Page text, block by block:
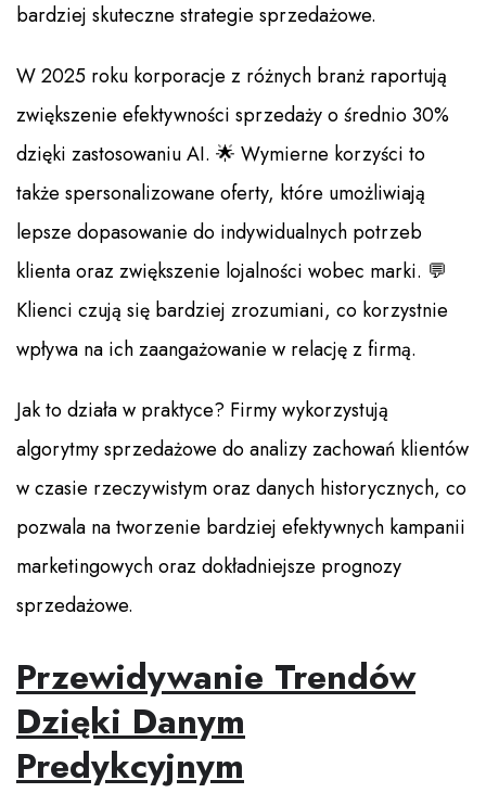
bardziej skuteczne strategie sprzedażowe.
W 2025 roku korporacje z różnych branż raportują
zwiększenie efektywności sprzedaży o średnio 30%
dzięki zastosowaniu AI. 🌟 Wymierne korzyści to
także spersonalizowane oferty, które umożliwiają
lepsze dopasowanie do indywidualnych potrzeb
klienta oraz zwiększenie lojalności wobec marki. 💬
Klienci czują się bardziej zrozumiani, co korzystnie
wpływa na ich zaangażowanie w relację z firmą.
Jak to działa w praktyce? Firmy wykorzystują
algorytmy sprzedażowe do analizy zachowań klientów
w czasie rzeczywistym oraz danych historycznych, co
pozwala na tworzenie bardziej efektywnych kampanii
marketingowych oraz dokładniejsze prognozy
sprzedażowe.
Przewidywanie Trendów
Dzięki Danym
Predykcyjnym